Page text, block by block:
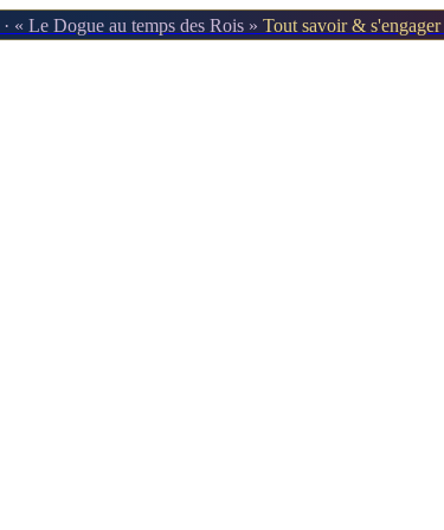
· « Le Dogue au temps des Rois » Tout savoir &